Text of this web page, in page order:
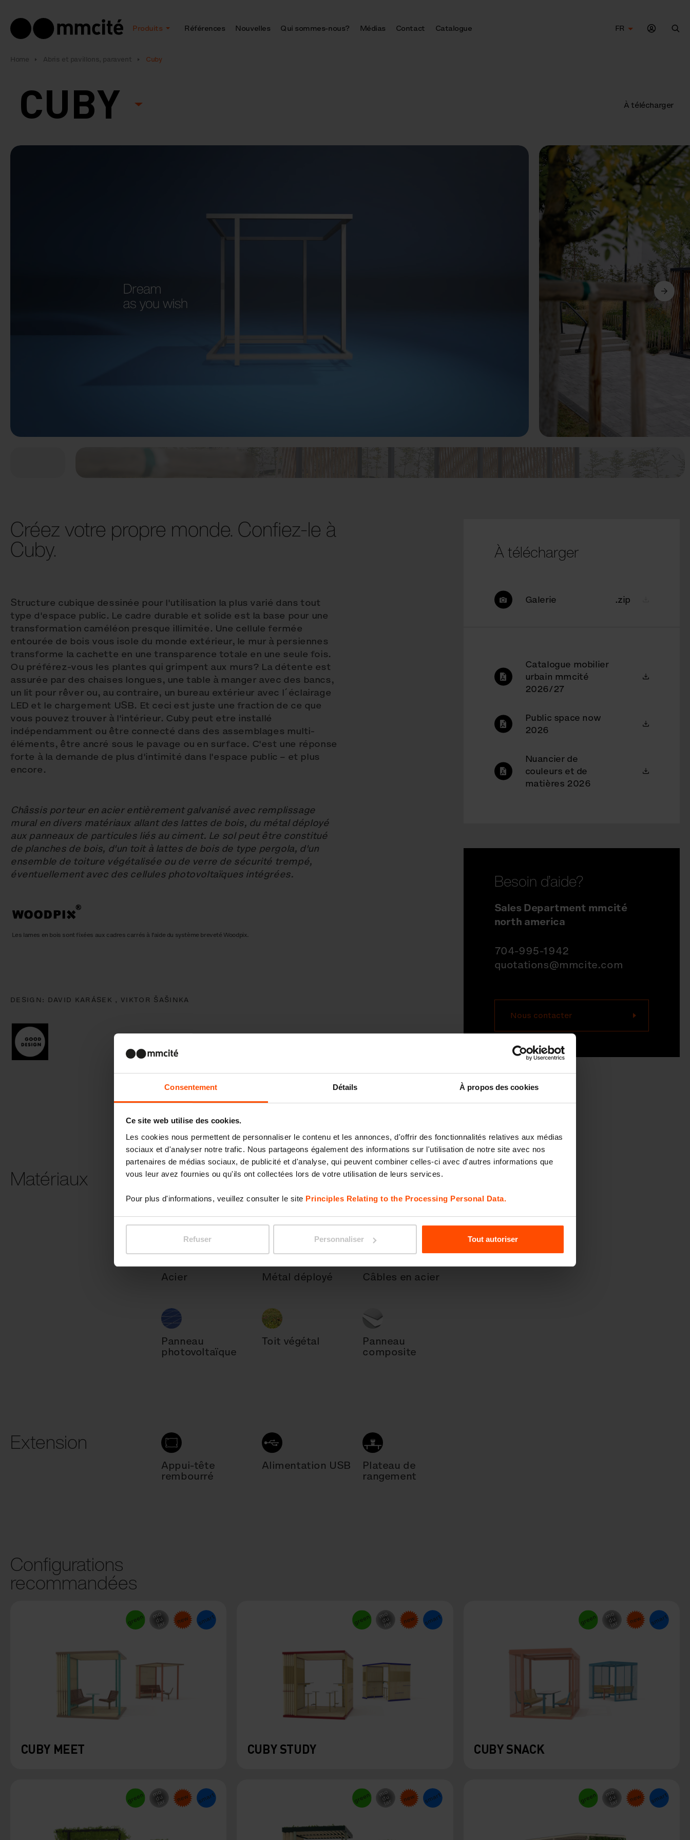
Consentement Détails À propos des cookies
Ce site web utilise des cookies.
Les cookies nous permettent de personnaliser le contenu et les annonces, d'offrir des fonctionnalités relatives aux médias
sociaux et d'analyser notre trafic. Nous partageons également des informations sur l'utilisation de notre site avec nos
partenaires de médias sociaux, de publicité et d'analyse, qui peuvent combiner celles-ci avec d'autres informations que
vous leur avez fournies ou qu'ils ont collectées lors de votre utilisation de leurs services.
Pour plus d'informations, veuillez consulter le site Principles Relating to the Processing Personal Data.
Refuser Personnaliser Tout autoriser
Produits Références Nouvelles Qui sommes-nous? Médias Contact Catalogue
FR
Home Abris et pavillons, paravent Cuby
CUBY À télécharger
Créez votre propre monde. Confiez-le à
Cuby.
Structure cubique dessinée pour l'utilisation la plus varié dans tout
type d'espace public. Le cadre durable et solide est la base pour une
transformation caméléon presque illimitée. Une cellule fermée
entourée de bois vous isole du monde extérieur, le mur à persiennes
transforme la cachette en une transparence totale en une seule fois.
Ou préférez-vous les plantes qui grimpent aux murs? La détente est
assurée par des chaises longues, une table à manger avec des bancs,
un lit pour rêver ou, au contraire, un bureau extérieur avec l´éclairage
LED et le chargement USB. Et ceci est juste une fraction de ce que
vous pouvez trouver à l'intérieur. Cuby peut etre installé
indépendamment ou être connecté dans des assemblages multi-
éléments, être ancré sous le pavage ou en surface. C'est une réponse
forte à la demande de plus d'intimité dans l'espace public – et plus
encore.
Châssis porteur en acier entièrement galvanisé avec remplissage
mural en divers matériaux allant des lattes de bois, du métal déployé
aux panneaux de particules liés au ciment. Le sol peut être constitué
de planches de bois, d'un toit à lattes de bois de type pergola, d'un
ensemble de toiture végétalisée ou de verre de sécurité trempé,
éventuellement avec des cellules photovoltaïques intégrées.
Les lames en bois sont fixées aux cadres carrés à l’aide du système breveté Woodpix.
DESIGN: DAVID KARÁSEK , VIKTOR ŠAŠINKA
Matériaux
Lamelles en bois
– Mélèze
Stores en bois Treillis
Acier Métal déployé Câbles en acier
Panneau
photovoltaïque
Toit végétal
Panneau
composite
Extension
Appui-tête
rembourré
Alimentation USB
Plateau de
rangement
À télécharger
Galerie .zip
Catalogue mobilier
urbain mmcité
2026/27
Public space now
2026
Nuancier de
couleurs et de
matières 2026
Besoin d’aide?
Sales Department mmcité
north america
704-995-1942
quotations@mmcite.com
Nous contacter
Configurations
recommandées
CUBY MEET CUBY STUDY CUBY SNACK